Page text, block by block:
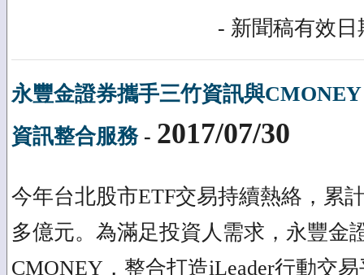
- 新聞稿有效日
永豐金證券攜手三竹資訊與
資訊整合服務- 2017/07/30
今年台北股市ETF交易持續熱絡，累
多億元。為滿足投資人需求，永豐金
CMONEY，整合打造iLeader行動交